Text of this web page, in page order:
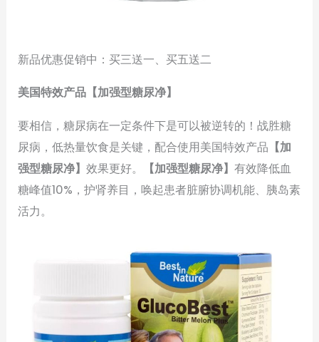
新品优惠促销中：买三送一、买五送二
美国特效产品【加强型糖尿净】
要相信，糖尿病在一定条件下是可以被逆转的！战胜糖
尿病，低热量饮食是关键，配合使用美国特效产品 【加
强型糖尿净】效果更好。 【加强型糖尿净】有效降低血
糖峰值10%，护肾养目，唤起患者脏腑协调机能、胰岛素
活力。